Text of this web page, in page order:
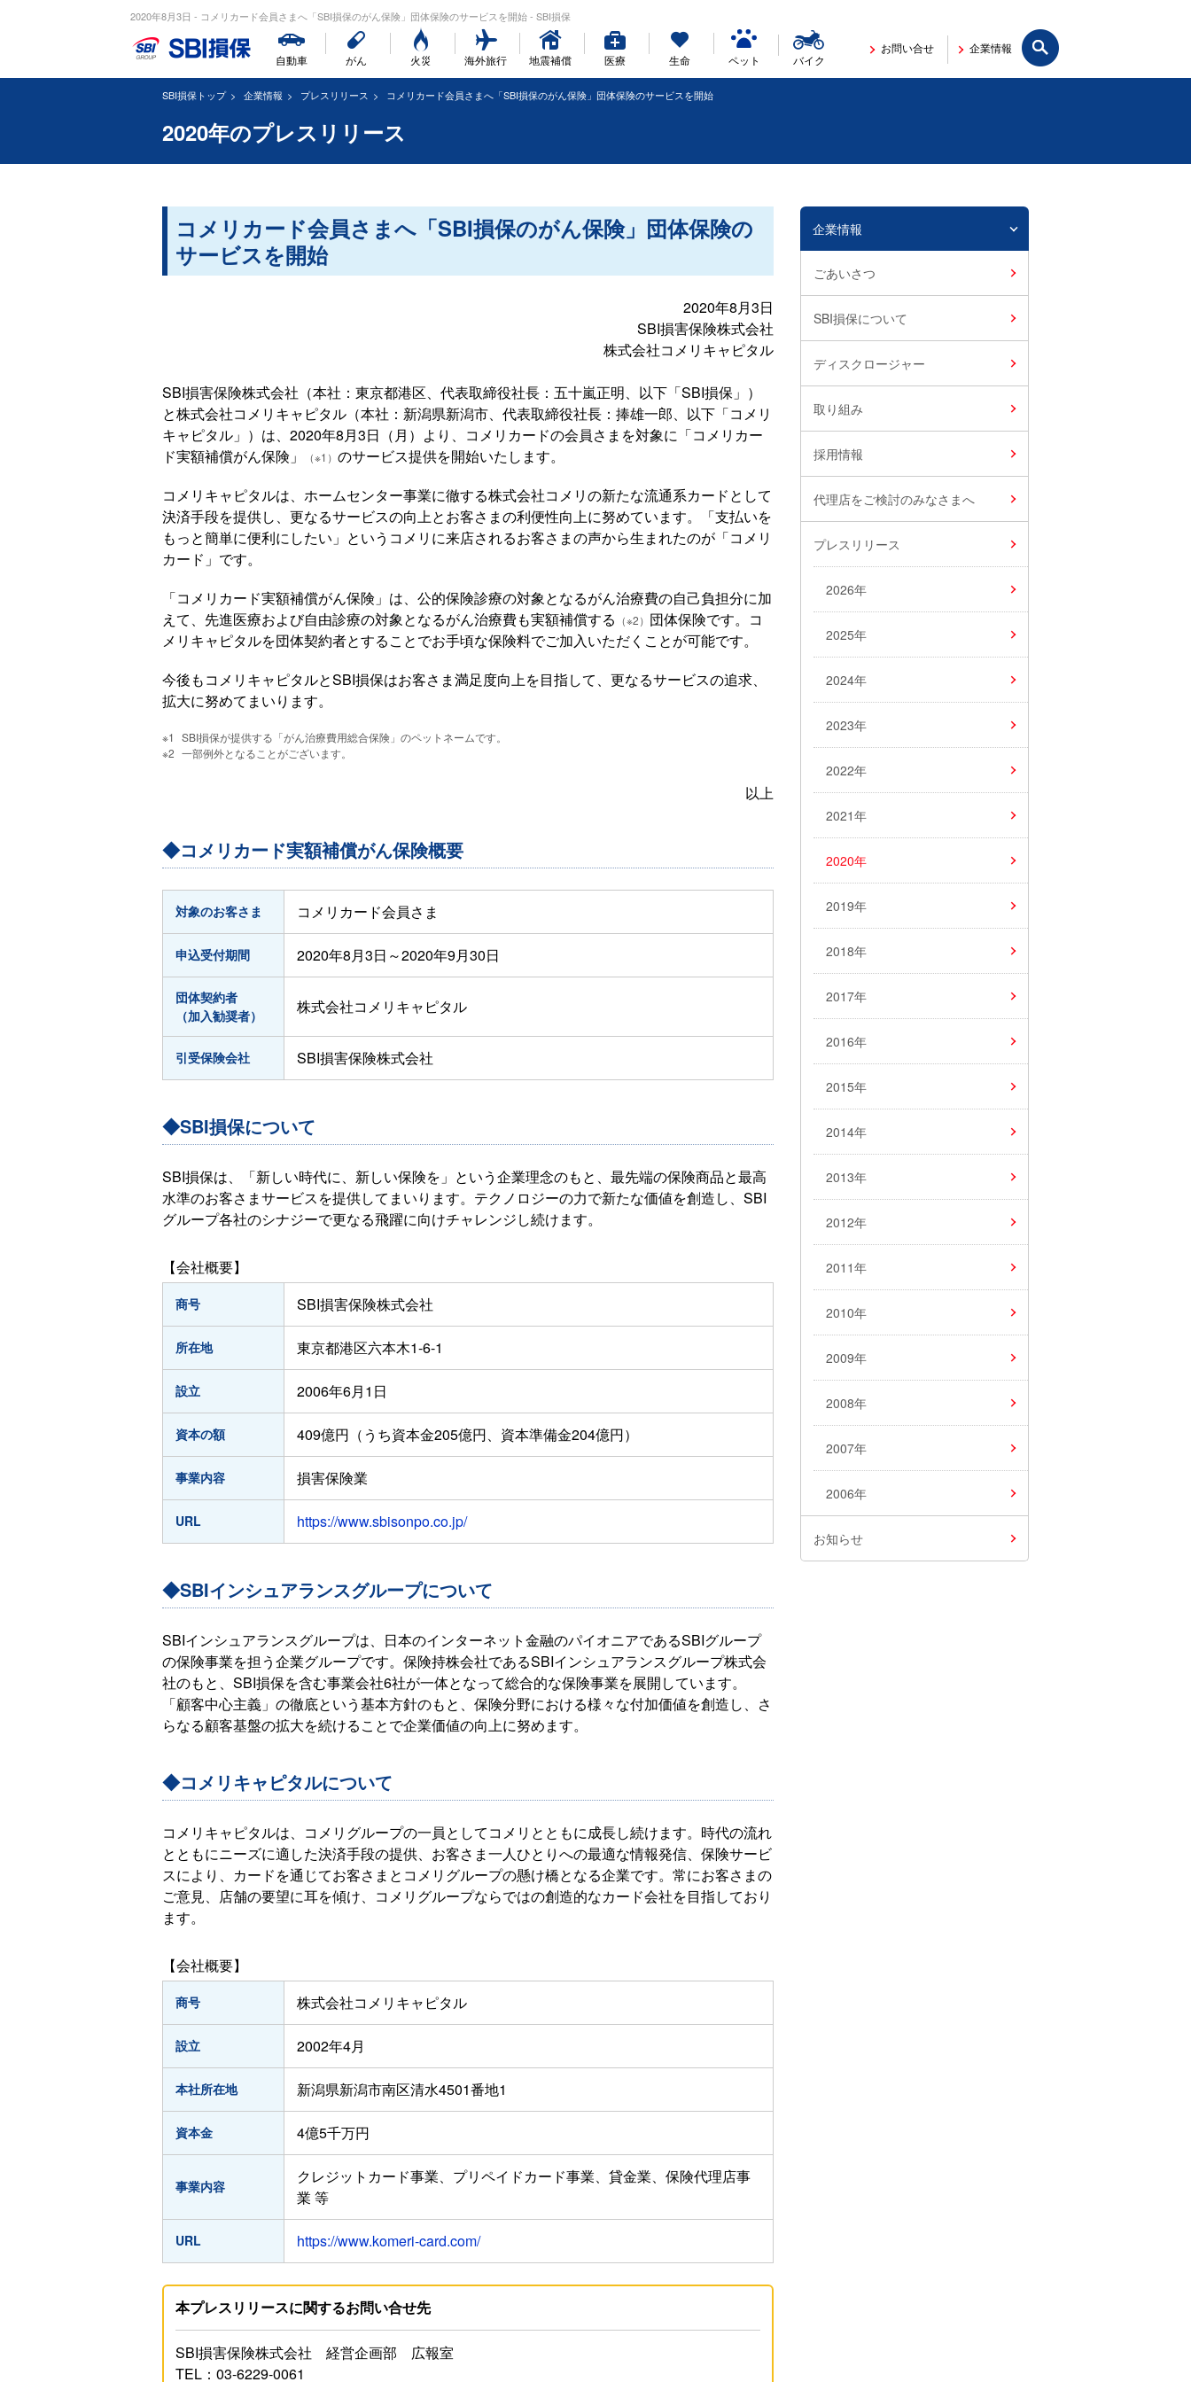
2020年8月3日 - コメリカード会員さまへ「SBI損保のがん保険」団体保険のサービスを開始 - SBI損保
自動車 がん 火災 海外旅行 地震補償 医療 生命 ペット バイク
お問い合せ 企業情報
SBI損保トップ 企業情報 プレスリリース コメリカード会員さまへ「SBI損保のがん保険」団体保険のサービスを開始
2020年のプレスリリース
コメリカード会員さまへ「SBI損保のがん保険」団体保険の
サービスを開始
2020年8月3日
SBI損害保険株式会社
株式会社コメリキャピタル
SBI損害保険株式会社（本社：東京都港区、代表取締役社長：五十嵐正明、以下「SBI損保」）
と株式会社コメリキャピタル（本社：新潟県新潟市、代表取締役社長：捧雄一郎、以下「コメリ
キャピタル」）は、2020年8月3日（月）より、コメリカードの会員さまを対象に「コメリカー
ド実額補償がん保険」
（※1） のサービス提供を開始いたします。
コメリキャピタルは、ホームセンター事業に徹する株式会社コメリの新たな流通系カードとして
決済手段を提供し、更なるサービスの向上とお客さまの利便性向上に努めています。「支払いを
もっと簡単に便利にしたい」というコメリに来店されるお客さまの声から生まれたのが「コメリ
カード」です。
「コメリカード実額補償がん保険」は、公的保険診療の対象となるがん治療費の自己負担分に加
えて、先進医療および自由診療の対象となるがん治療費も実額補償する （※2） 団体保険です。コ
メリキャピタルを団体契約者とすることでお手頃な保険料でご加入いただくことが可能です。
今後もコメリキャピタルとSBI損保はお客さま満足度向上を目指して、更なるサービスの追求、
拡大に努めてまいります。
SBI損保が提供する「がん治療費用総合保険」のペットネームです。
一部例外となることがございます。
以上
◆コメリカード実額補償がん保険概要
対象のお客さま コメリカード会員さま
申込受付期間 2020年8月3日～2020年9月30日
団体契約者
（加入勧奨者）
株式会社コメリキャピタル
引受保険会社 SBI損害保険株式会社
◆SBI損保について
SBI損保は、「新しい時代に、新しい保険を」という企業理念のもと、最先端の保険商品と最高
水準のお客さまサービスを提供してまいります。テクノロジーの力で新たな価値を創造し、SBI
グループ各社のシナジーで更なる飛躍に向けチャレンジし続けます。
【会社概要】
商号 SBI損害保険株式会社
所在地 東京都港区六本木1-6-1
設立 2006年6月1日
資本の額 409億円（うち資本金205億円、資本準備金204億円）
事業内容 損害保険業
URL https://www.sbisonpo.co.jp/
◆SBIインシュアランスグループについて
SBIインシュアランスグループは、日本のインターネット金融のパイオニアであるSBIグループ
の保険事業を担う企業グループです。保険持株会社であるSBIインシュアランスグループ株式会
社のもと、SBI損保を含む事業会社6社が一体となって総合的な保険事業を展開しています。
「顧客中心主義」の徹底という基本方針のもと、保険分野における様々な付加価値を創造し、さ
らなる顧客基盤の拡大を続けることで企業価値の向上に努めます。
◆コメリキャピタルについて
コメリキャピタルは、コメリグループの一員としてコメリとともに成長し続けます。時代の流れ
とともにニーズに適した決済手段の提供、お客さま一人ひとりへの最適な情報発信、保険サービ
スにより、カードを通じてお客さまとコメリグループの懸け橋となる企業です。常にお客さまの
ご意見、店舗の要望に耳を傾け、コメリグループならではの創造的なカード会社を目指しており
ます。
【会社概要】
商号 株式会社コメリキャピタル
設立 2002年4月
本社所在地 新潟県新潟市南区清水4501番地1
資本金 4億5千万円
事業内容
クレジットカード事業、プリペイドカード事業、貸金業、保険代理店事
業 等
URL https://www.komeri-card.com/
本プレスリリースに関するお問い合せ先
SBI損害保険株式会社 経営企画部 広報室
TEL：03-6229-0061
企業情報
ごあいさつ
SBI損保について
ディスクロージャー
取り組み
採用情報
代理店をご検討のみなさまへ
プレスリリース
2026年
2025年
2024年
2023年
2022年
2021年
2020年
2019年
2018年
2017年
2016年
2015年
2014年
2013年
2012年
2011年
2010年
2009年
2008年
2007年
2006年
お知らせ